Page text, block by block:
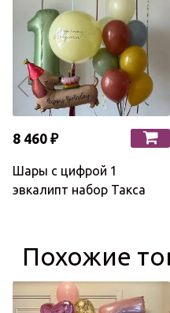
8 460 ₽
Шары с цифрой 1
эвкалипт набор Такса
Похожие